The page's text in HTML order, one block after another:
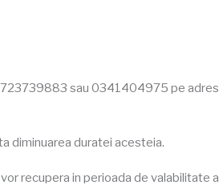
sau 0341404975 pe
diminuarea duratei acesteia.
recupera in perioada de valabilitate